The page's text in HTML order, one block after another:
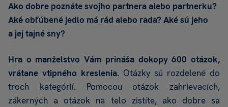
Ako dobre poznáte svojho partnera alebo partnerku?
Aké obľúbené jedlo má rád alebo rada? Aké sú jeho
a jej tajné sny?
Hra o manželstvo Vám prináša dokopy 600 otázok,
vrátane vtipného kreslenia. Otázky sú rozdelené do
troch kategórií. Pomocou otázok zahrievacích,
zákerných a otázok na telo zistíte, ako dobre sa